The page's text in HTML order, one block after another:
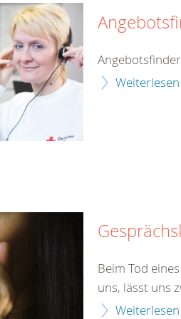
Weiterlesen
Beim Tod
uns, lässt uns
Weiterlesen